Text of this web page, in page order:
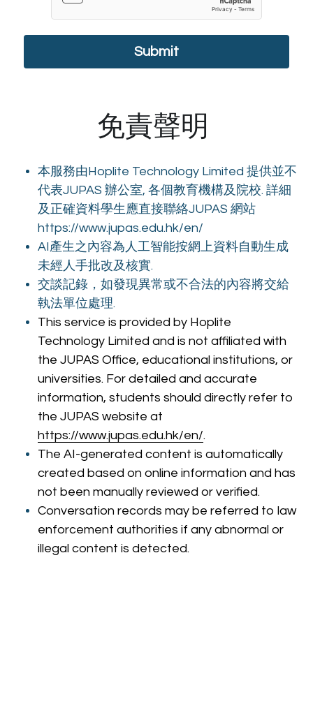
Submit
免責聲明
本服務由Hoplite Technology Limited 提供並不
代表JUPAS 辦公室, 各個教育機構及院校. 詳細
及正確資料學生應直接聯絡JUPAS 網站
https://www.jupas.edu.hk/en/
AI產生之內容為人工智能按網上資料自動生成
未經人手批改及核實.
交談記錄，如發現異常或不合法的內容將交給
執法單位處理.
This service is provided by Hoplite
Technology Limited and is not affiliated with
the JUPAS Office, educational institutions, or
universities. For detailed and accurate
information, students should directly refer to
https://www.jupas.edu.hk/en/.
The AI-generated content is automatically
created based on online information and has
not been manually reviewed or verified.
Conversation records may be referred to law
enforcement authorities if any abnormal or
illegal content is detected.